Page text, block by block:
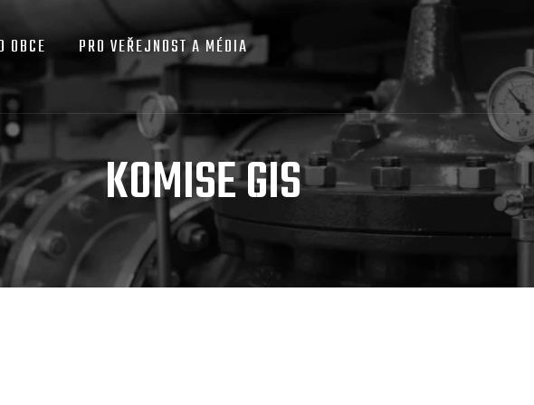
OBCE PRO VEŘEJNOST A MÉDIA
KOMISE GIS